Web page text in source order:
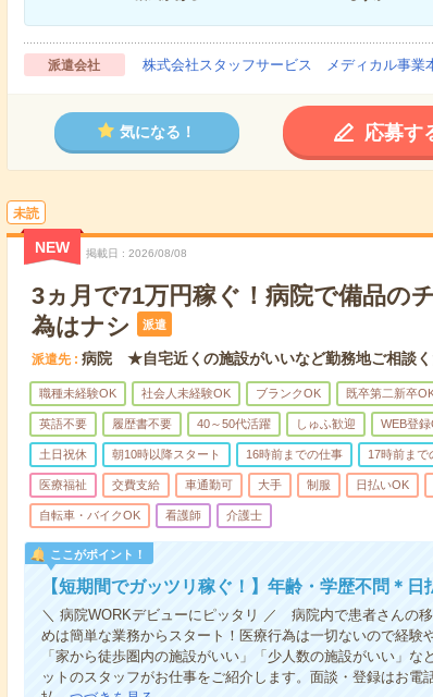
派遣会社 株式会社スタッフサービス メディカル事業
気になる！ 応募す
未読
NEW 掲載日 2026/08/08
3ヵ月で71万円稼ぐ！病院で備品の
為はナシ
派遣
派遣先 病院 ★自宅近くの施設がいいなど勤務地ご相談く
職種未経験OK 社会人未経験OK ブランクOK 既卒第二新卒
英語不要 履歴書不要 40～50代活躍 しゅふ歓迎 WEB登録
土日祝休 朝10時以降スタート 16時前までの仕事 17時前まで
医療福祉 交費支給 車通勤可 大手 制服 日払いOK
自転車・バイクOK 看護師 介護士
ここがポイント！
【短期間でガッツリ稼ぐ！】年齢・学歴不問＊
＼ 病院WORKデビューにピッタリ ／ 病院内で患者さんの
めは簡単な業務からスタート！医療行為は一切ないので経
「家から徒歩圏内の施設がいい」「少人数の施設がいい」
ットのスタッフがお仕事をご紹介します。面談・登録はお電